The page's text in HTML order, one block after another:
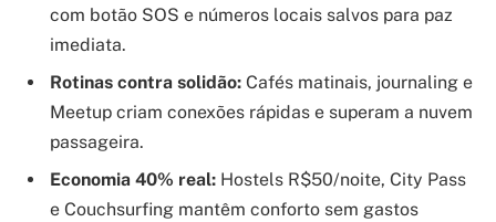
com botão SOS e números locais salvos para paz
imediata.
Rotinas contra solidão: Cafés matinais, journaling e
Meetup criam conexões rápidas e superam a nuvem
passageira.
Economia 40% real: Hostels R$50/noite, City Pass
e Couchsurfing mantêm conforto sem gastos